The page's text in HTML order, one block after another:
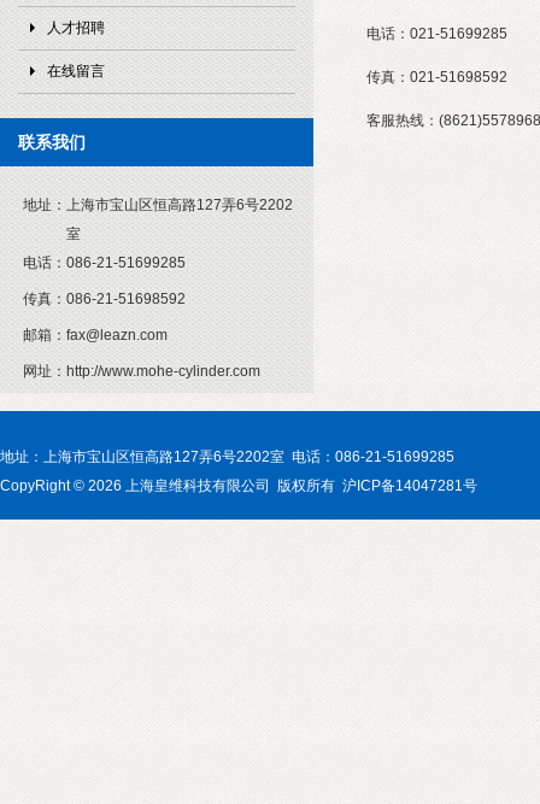
人才招聘
在线留言
联系我们
地址： 上海市宝山区恒高路127弄6号2202
室
电话： 086-21-51699285
传真： 086-21-51698592
邮箱： fax@leazn.com
网址： http://www.mohe-cylinder.com
电话： 021-51699285
传真： 021-51698592
客服热线：
地址：上海市宝山区恒高路127弄6号2202室 电话：086-21-51699285
CopyRight © 2026 上海皇维科技有限公司 版权所有 沪ICP备14047281号